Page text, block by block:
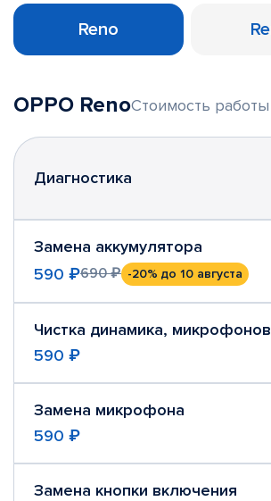
Reno
OPPO RenoСтоимость работы
Диагностика
Замена аккумулятора
590 ₽690 ₽ -20% до 10 августа
Чистка динамика,
590 ₽
Замена микрофона
590 ₽
Замена кнопки включения